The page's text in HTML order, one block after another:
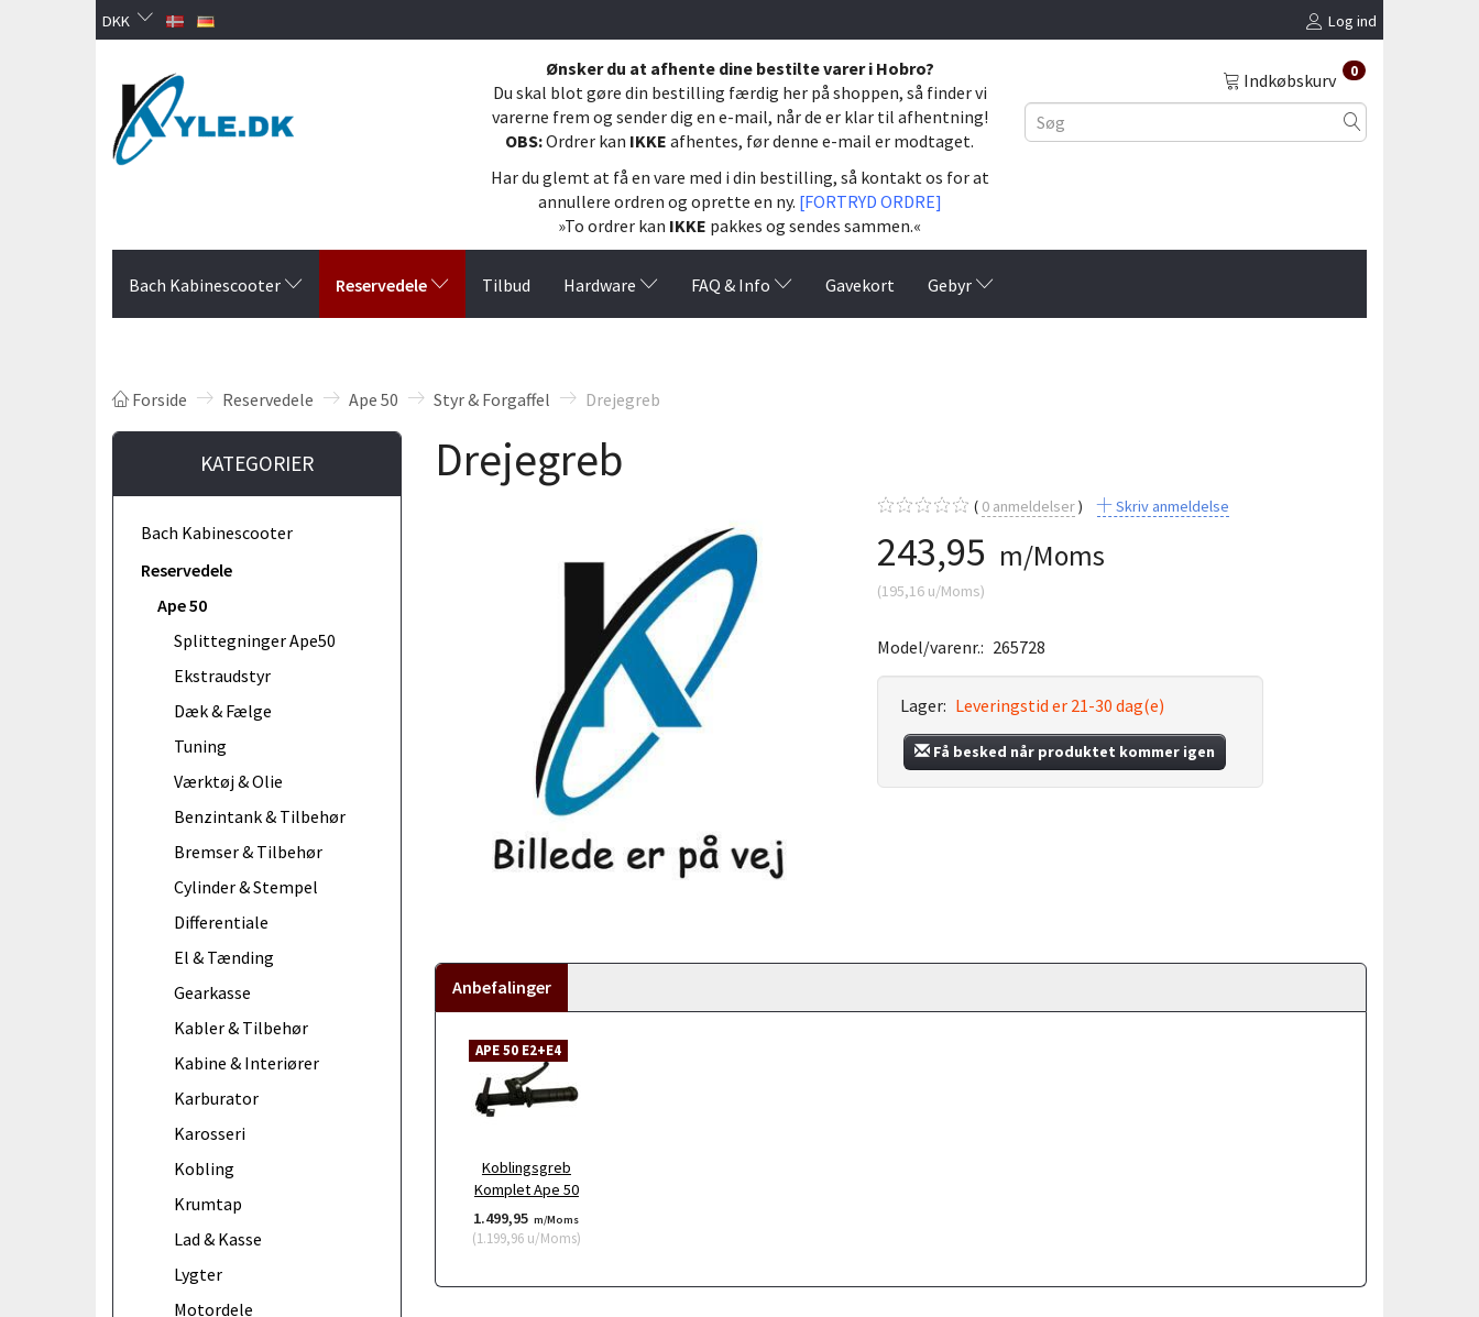
DKK Log ind
Ønsker du at afhente dine bestilte varer i Hobro?
Du skal blot gøre din bestilling færdig her på shoppen, så finder vi
varerne frem og sender dig en e-mail, når de er klar til afhentning!
OBS:Ordrer kan IKKE afhentes, før denne e-mail er modtaget.
Har du glemt at få en vare med i din bestilling, så kontakt os for at
annullere ordren og oprette en ny. [FORTRYD ORDRE]
»To ordrer kan IKKE pakkes og sendes sammen.«
Indkøbskurv 0
Bach Kabinescooter Reservedele Tilbud Hardware FAQ & Info Gavekort Gebyr
Forside Reservedele Ape 50 Styr & Forgaffel Drejegreb
KATEGORIER
Bach Kabinescooter
Reservedele
Ape 50
Splittegninger Ape50
Ekstraudstyr
Dæk & Fælge
Tuning
Værktøj & Olie
Benzintank & Tilbehør
Bremser & Tilbehør
Cylinder & Stempel
Differentiale
El & Tænding
Gearkasse
Kabler & Tilbehør
Kabine & Interiører
Karburator
Karosseri
Kobling
Krumtap
Lad & Kasse
Lygter
Motordele
Drejegreb
0anmeldelser Skriv anmeldelse
243,95 m/Moms
(195,16u/Moms)
Model/varenr.: 265728
Lager: Leveringstid er 21-30 dag(e)
Få besked når produktet kommer igen
Anbefalinger
APE 50 E2+E4
Koblingsgreb
Komplet Ape 50
1.499,95 m/Moms
(1.199,96u/Moms)